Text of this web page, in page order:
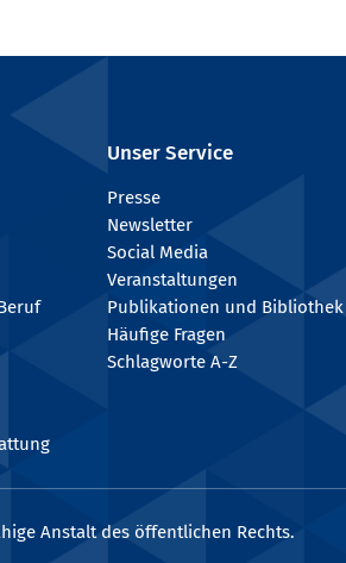
Unser Service
Presse
Newsletter
Social Media
Veranstaltungen
Publikationen und Bibliothek
Häufige Fragen
Schlagworte A-Z
Anstalt des öffentlichen Rechts.